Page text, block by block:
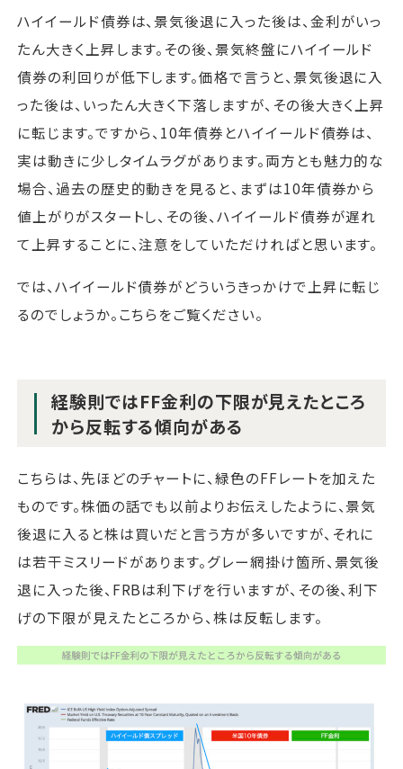
ハイイールド債券は、景気後退に入った後は、金利がいっ
たん大きく上昇します。その後、景気終盤にハイイールド
債券の利回りが低下します。価格で言うと、景気後退に入
った後は、いったん大きく下落しますが、その後大きく上昇
に転じます。ですから、10年債券とハイイールド債券は、
実は動きに少しタイムラグがあります。両方とも魅力的な
場合、過去の歴史的動きを見ると、まずは10年債券から
値上がりがスタートし、その後、ハイイールド債券が遅れ
て上昇することに、注意をしていただければと思います。
では、ハイイールド債券がどういうきっかけで上昇に転じ
るのでしょうか。こちらをご覧ください。
経験則ではFF金利の下限が見えたところ
から反転する傾向がある
こちらは、先ほどのチャートに、緑色のFFレートを加えた
ものです。株価の話でも以前よりお伝えしたように、景気
後退に入ると株は買いだと言う方が多いですが、それに
は若干ミスリードがあります。グレー網掛け箇所、景気後
退に入った後、FRBは利下げを行いますが、その後、利下
げの下限が見えたところから、株は反転します。